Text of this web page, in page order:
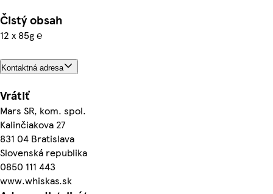
Čistý obsah
12 x 85g ℮
Kontaktná adresa
Vrátiť
Mars SR, kom. spol.
Kalinčiakova 27
831 04 Bratislava
Slovenská republika
0850 111 443
www.whiskas.sk